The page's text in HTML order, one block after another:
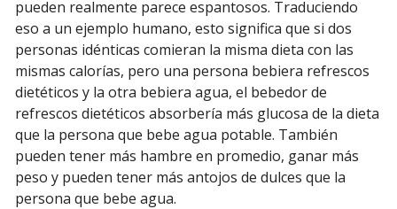
pueden realmente parece espantosos. Traduciendo
eso a un ejemplo humano, esto significa que si dos
personas idénticas comieran la misma dieta con las
mismas calorías, pero una persona bebiera refrescos
dietéticos y la otra bebiera agua, el bebedor de
refrescos dietéticos absorbería más glucosa de la dieta
que la persona que bebe agua potable. También
pueden tener más hambre en promedio, ganar más
peso y pueden tener más antojos de dulces que la
persona que bebe agua.